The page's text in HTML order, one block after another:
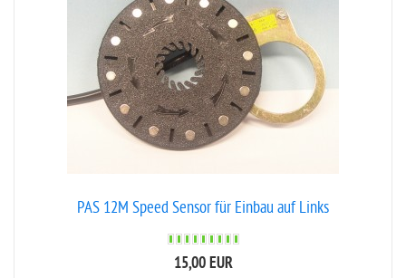
PAS 12M Speed Sensor für Einbau auf Links
15,00 EUR